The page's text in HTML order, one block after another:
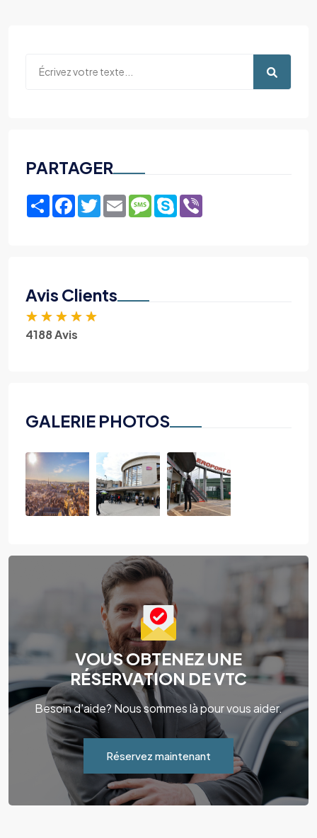
PARTAGER
ShareFacebook
TwitterEmailMessage
Skype
Avis Clients
★ ★ ★ ★ ★
4188 Avis
GALERIE PHOTOS
VOUS OBTENEZ UNE
RÉSERVATION DE VTC
Besoin d'aide? Nous sommes là pour vous aider.
Réservez maintenant